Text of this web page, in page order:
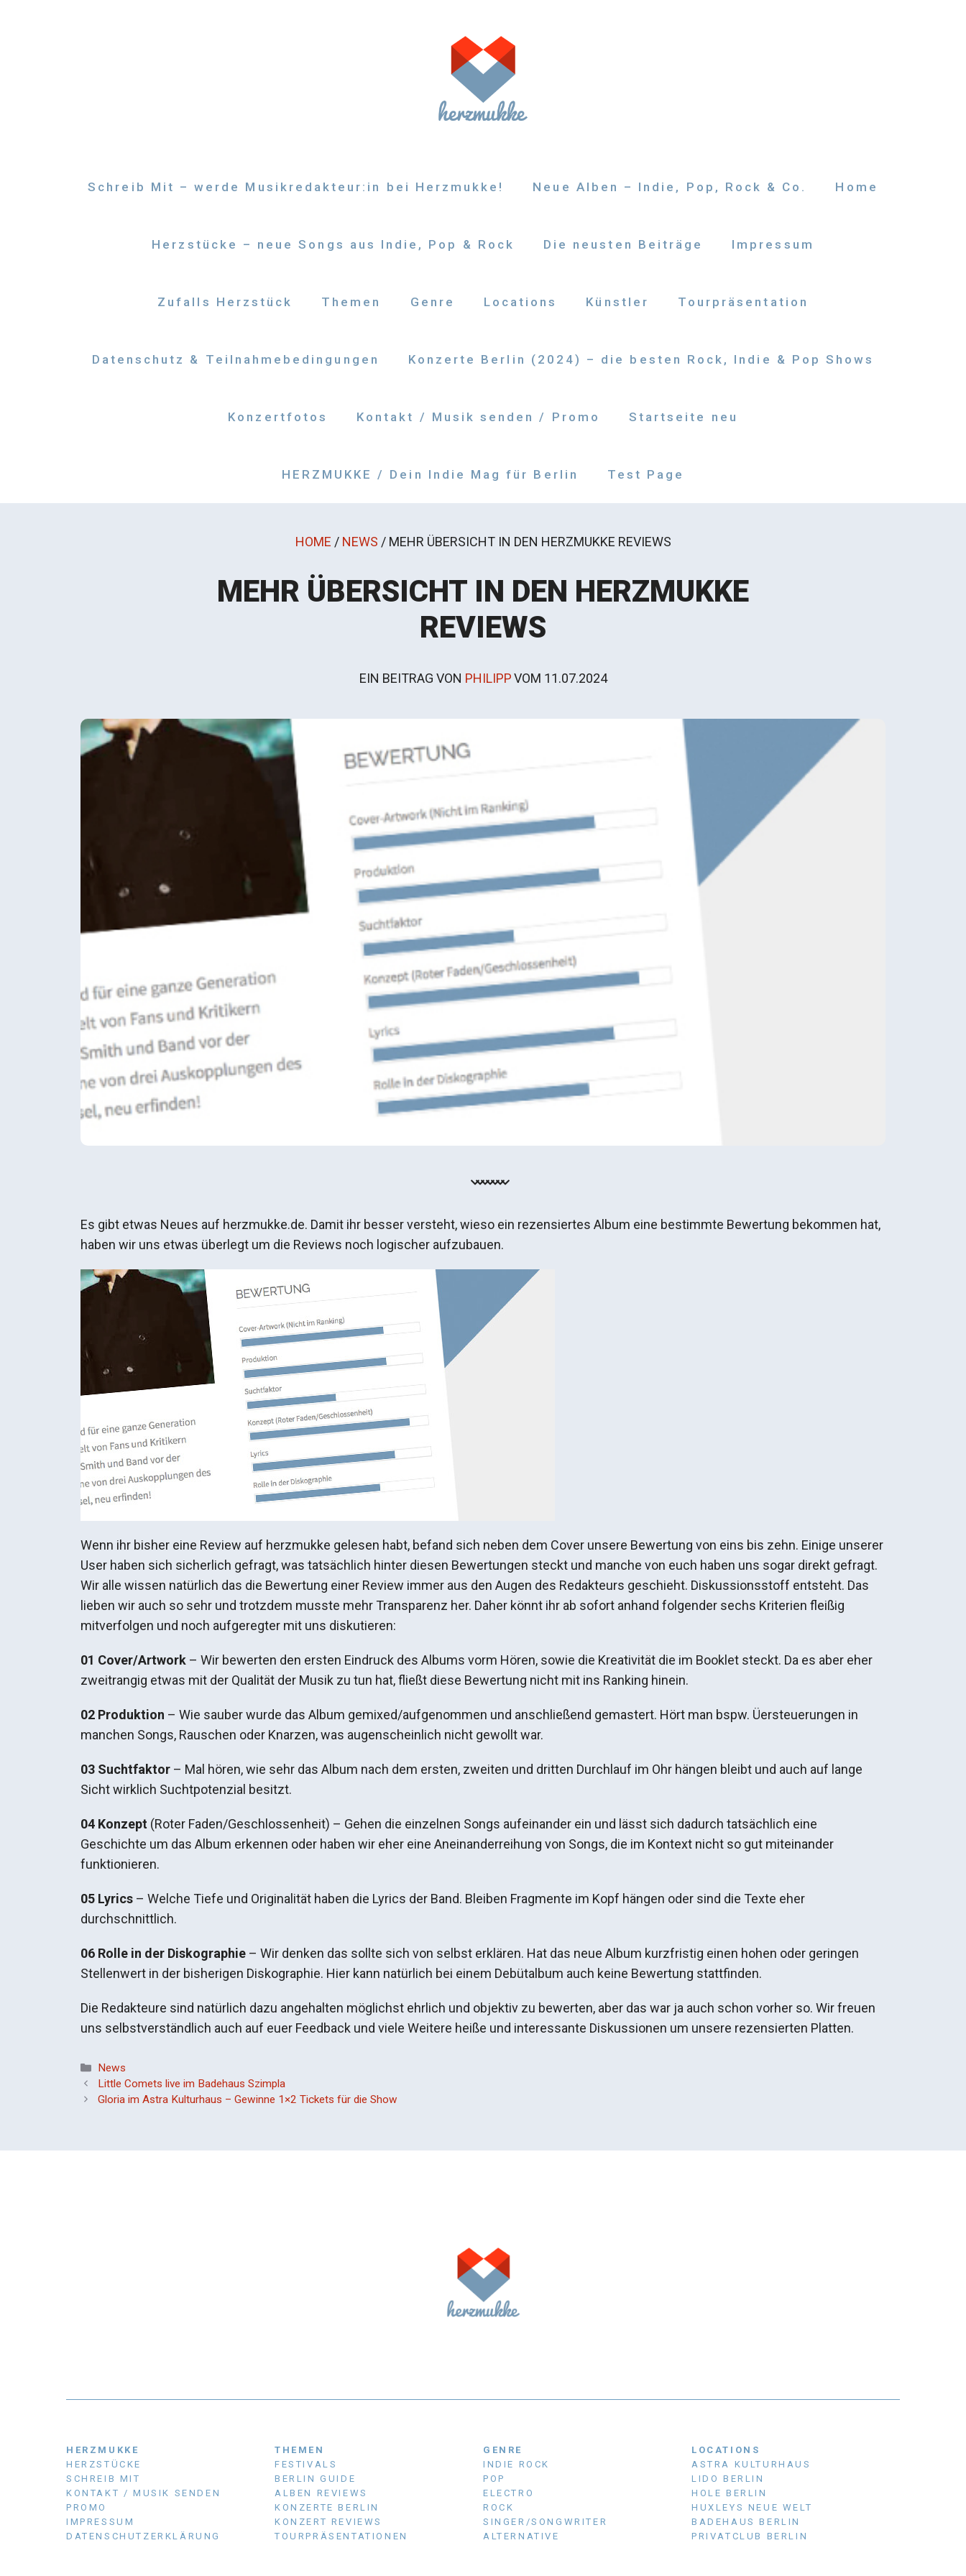
Schreib Mit – werde Musikredakteur:in bei Herzmukke! Neue Alben – Indie, Pop, Rock & Co. Home
Herzstücke – neue Songs aus Indie, Pop & Rock Die neusten Beiträge Impressum
Zufalls Herzstück Themen Genre Locations Künstler Tourpräsentation
Datenschutz & Teilnahmebedingungen Konzerte Berlin (2024) – die besten Rock, Indie & Pop Shows
Konzertfotos Kontakt / Musik senden / Promo Startseite neu
HERZMUKKE / Dein Indie Mag für Berlin Test Page
HOME / NEWS /MEHR ÜBERSICHT IN DEN HERZMUKKE REVIEWS
MEHR ÜBERSICHT IN DEN HERZMUKKE
REVIEWS
EIN BEITRAG VON PHILIPPVOM 11.07.2024
Es gibt etwas Neues auf herzmukke.de. Damit ihr besser versteht, wieso ein rezensiertes Album eine bestimmte Bewertung bekommen hat,
haben wir uns etwas überlegt um die Reviews noch logischer aufzubauen.
Wenn ihr bisher eine Review auf herzmukke gelesen habt, befand sich neben dem Cover unsere Bewertung von eins bis zehn. Einige unserer
User haben sich sicherlich gefragt, was tatsächlich hinter diesen Bewertungen steckt und manche von euch haben uns sogar direkt gefragt.
Wir alle wissen natürlich das die Bewertung einer Review immer aus den Augen des Redakteurs geschieht. Diskussionsstoff entsteht. Das
lieben wir auch so sehr und trotzdem musste mehr Transparenz her. Daher könnt ihr ab sofort anhand folgender sechs Kriterien fleißig
mitverfolgen und noch aufgeregter mit uns diskutieren:
01 Cover/Artwork – Wir bewerten den ersten Eindruck des Albums vorm Hören, sowie die Kreativität die im Booklet steckt. Da es aber eher
zweitrangig etwas mit der Qualität der Musik zu tun hat, fließt diese Bewertung nicht mit ins Ranking hinein.
02 Produktion – Wie sauber wurde das Album gemixed/aufgenommen und anschließend gemastert. Hört man bspw. Üersteuerungen in
manchen Songs, Rauschen oder Knarzen, was augenscheinlich nicht gewollt war.
03 Suchtfaktor – Mal hören, wie sehr das Album nach dem ersten, zweiten und dritten Durchlauf im Ohr hängen bleibt und auch auf lange
Sicht wirklich Suchtpotenzial besitzt.
04 Konzept (Roter Faden/Geschlossenheit) – Gehen die einzelnen Songs aufeinander ein und lässt sich dadurch tatsächlich eine
Geschichte um das Album erkennen oder haben wir eher eine Aneinanderreihung von Songs, die im Kontext nicht so gut miteinander
funktionieren.
05 Lyrics – Welche Tiefe und Originalität haben die Lyrics der Band. Bleiben Fragmente im Kopf hängen oder sind die Texte eher
durchschnittlich.
06 Rolle in der Diskographie – Wir denken das sollte sich von selbst erklären. Hat das neue Album kurzfristig einen hohen oder geringen
Stellenwert in der bisherigen Diskographie. Hier kann natürlich bei einem Debütalbum auch keine Bewertung stattfinden.
Die Redakteure sind natürlich dazu angehalten möglichst ehrlich und objektiv zu bewerten, aber das war ja auch schon vorher so. Wir freuen
uns selbstverständlich auch auf euer Feedback und viele Weitere heiße und interessante Diskussionen um unsere rezensierten Platten.
Kategorien
News
Little Comets live im Badehaus Szimpla
Gloria im Astra Kulturhaus – Gewinne 1×2 Tickets für die Show
HERZMUKKE
HERZSTÜCKE
SCHREIB MIT
KONTAKT / MUSIK SENDEN
PROMO
IMPRESSUM
DATENSCHUTZERKLÄRUNG
THEMEN
FESTIVALS
BERLIN GUIDE
ALBEN REVIEWS
KONZERTE BERLIN
KONZERT REVIEWS
TOURPRÄSENTATIONEN
GENRE
INDIE ROCK
POP
ELECTRO
ROCK
SINGER/SONGWRITER
ALTERNATIVE
LOCATIONS
ASTRA KULTURHAUS
LIDO BERLIN
HOLE BERLIN
HUXLEYS NEUE WELT
BADEHAUS BERLIN
PRIVATCLUB BERLIN